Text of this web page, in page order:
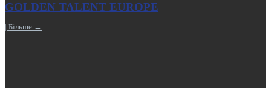
GOLDEN TALENT EUROPE
| Більше →